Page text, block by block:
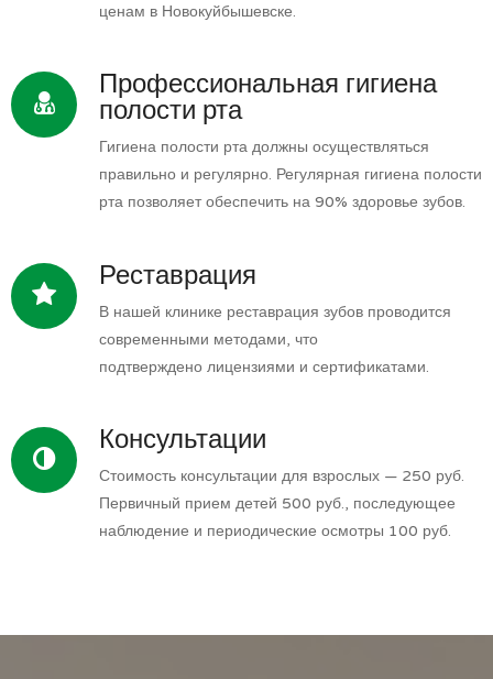
ценам в Новокуйбышевске.
Профессиональная гигиена
полости рта
Гигиена полости рта должны осуществляться
правильно и регулярно. Регулярная гигиена полости
рта позволяет обеспечить на 90% здоровье зубов.
Реставрация
В нашей клинике реставрация зубов проводится
современными методами, что
подтверждено лицензиями и сертификатами.
Консультации
Стоимость консультации для взрослых — 250 руб.
Первичный прием детей 500 руб., последующее
наблюдение и периодические осмотры 100 руб.